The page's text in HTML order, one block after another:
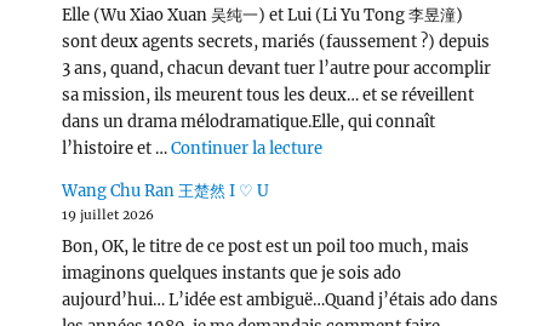
Elle (Wu Xiao Xuan 吴纯一) et Lui (Li Yu Tong 李昱潼)
sont deux agents secrets, mariés (faussement ?) depuis
3 ans, quand, chacun devant tuer l’autre pour accomplir
sa mission, ils meurent tous les deux… et se réveillent
dans un drama mélodramatique.Elle, qui connaît
l’histoire et …Continuer la lecturede « Love, Lies, and Spies
Wang Chu Ran 王楚然 I ♡ U
19 juillet 2026
Bon, OK, le titre de ce post est un poil too much, mais
imaginons quelques instants que je sois ado
aujourd’hui… L’idée est ambiguë…Quand j’étais ado dans